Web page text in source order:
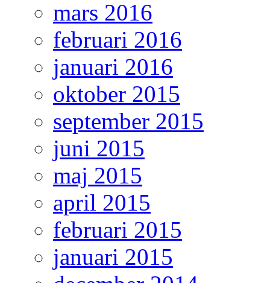
mars 2016
februari 2016
januari 2016
oktober 2015
september 2015
juni 2015
maj 2015
april 2015
februari 2015
januari 2015